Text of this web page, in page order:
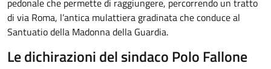
pedonale che permette di raggiungere, percorrendo un tratto
di via Roma, l’antica mulattiera gradinata che conduce al
Santuatio della Madonna della Guardia.
Le dichirazioni del sindaco Polo Fallone